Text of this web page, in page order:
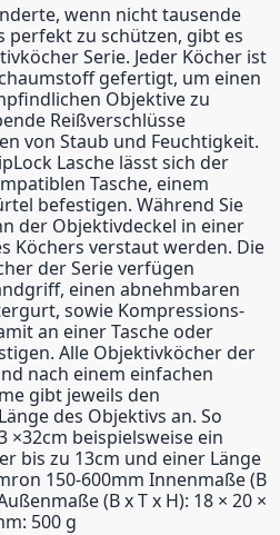
wenn nicht tausende
perfekt zu schützen, gibt es
Serie. Jeder Köcher ist
gefertigt, um einen
Objektive zu
Reißverschlüsse
von Staub und Feuchtigkeit.
Lasche lässt sich der
Tasche, einem
befestigen. Während Sie
der Objektivdeckel in einer
Köchers verstaut werden. Die
der Serie verfügen
einen abnehmbaren
sowie Kompressions-
an einer Tasche oder
Alle Objektivköcher der
nach einem einfachen
gibt jeweils den
des Objektivs an. So
×32cm beispielsweise ein
bis zu 13cm und einer Länge
150-600mm Innenmaße (B
(B x T x H): 18 × 20 ×
500 g